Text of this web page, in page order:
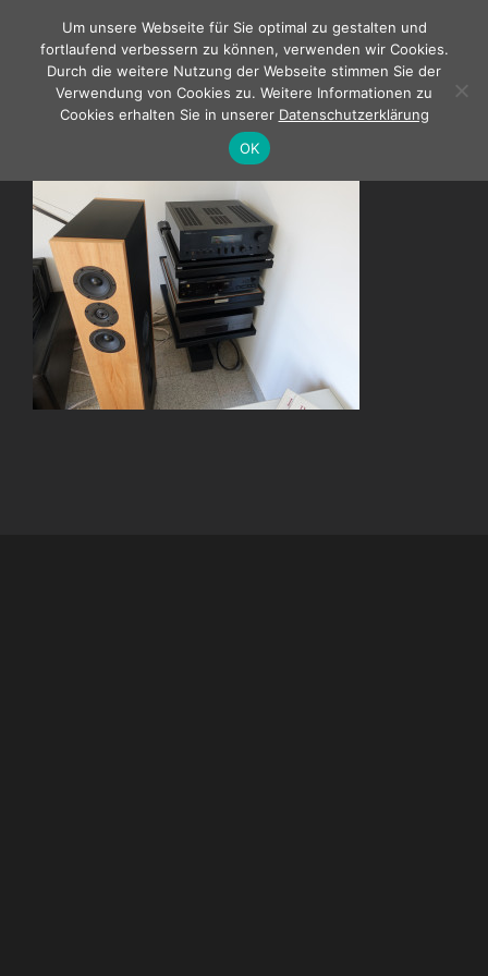
springen
CDP.XA50ES Swoboda MB001
Um unsere Webseite für Sie optimal zu gestalten und
fortlaufend verbessern zu können, verwenden wir Cookies.
Durch die weitere Nutzung der Webseite stimmen Sie der
Verwendung von Cookies zu. Weitere Informationen zu
Cookies erhalten Sie in unserer Datenschutzerklärung
OK